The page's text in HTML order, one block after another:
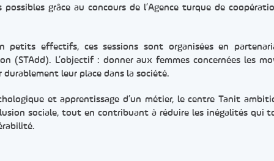
grâce au concours de l’Agence turque de
petits effectifs, ces sessions sont organisées en
(STAdd). L’objectif : donner aux femmes concernées les
leur place dans la société.
et apprentissage d’un métier, le centre Tanit
sociale, tout en contribuant à réduire les inégalités qui